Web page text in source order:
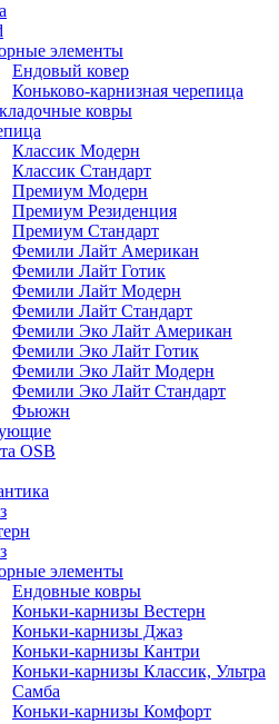
элементы
Ендовый ковер
Коньково-карнизная черепица
ковры
Классик Модерн
Классик Стандарт
Премиум Модерн
Премиум Резиденция
Премиум Стандарт
Фемили Лайт Американ
Фемили Лайт Готик
Фемили Лайт Модерн
Фемили Лайт Стандарт
Фемили Эко Лайт Американ
Фемили Эко Лайт Готик
Фемили Эко Лайт Модерн
Фемили Эко Лайт Стандарт
Фьюжн
OSB
элементы
Ендовные ковры
Коньки-карнизы Вестерн
Коньки-карнизы Джаз
Коньки-карнизы Кантри
Коньки-карнизы Классик, Ультра
Самба
Коньки-карнизы Комфорт